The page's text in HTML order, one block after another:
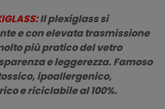
Il plexiglass si
e con elevata trasmissione
più pratico del vetro
e leggerezza. Famoso
ipoallergenico,
e riciclabile al 100%.